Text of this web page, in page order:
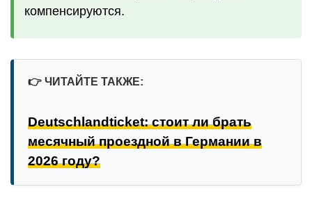
компенсируются.
👉 ЧИТАЙТЕ ТАКЖЕ:
Deutschlandticket: стоит ли брать
месячный проездной в Германии в
2026 году?